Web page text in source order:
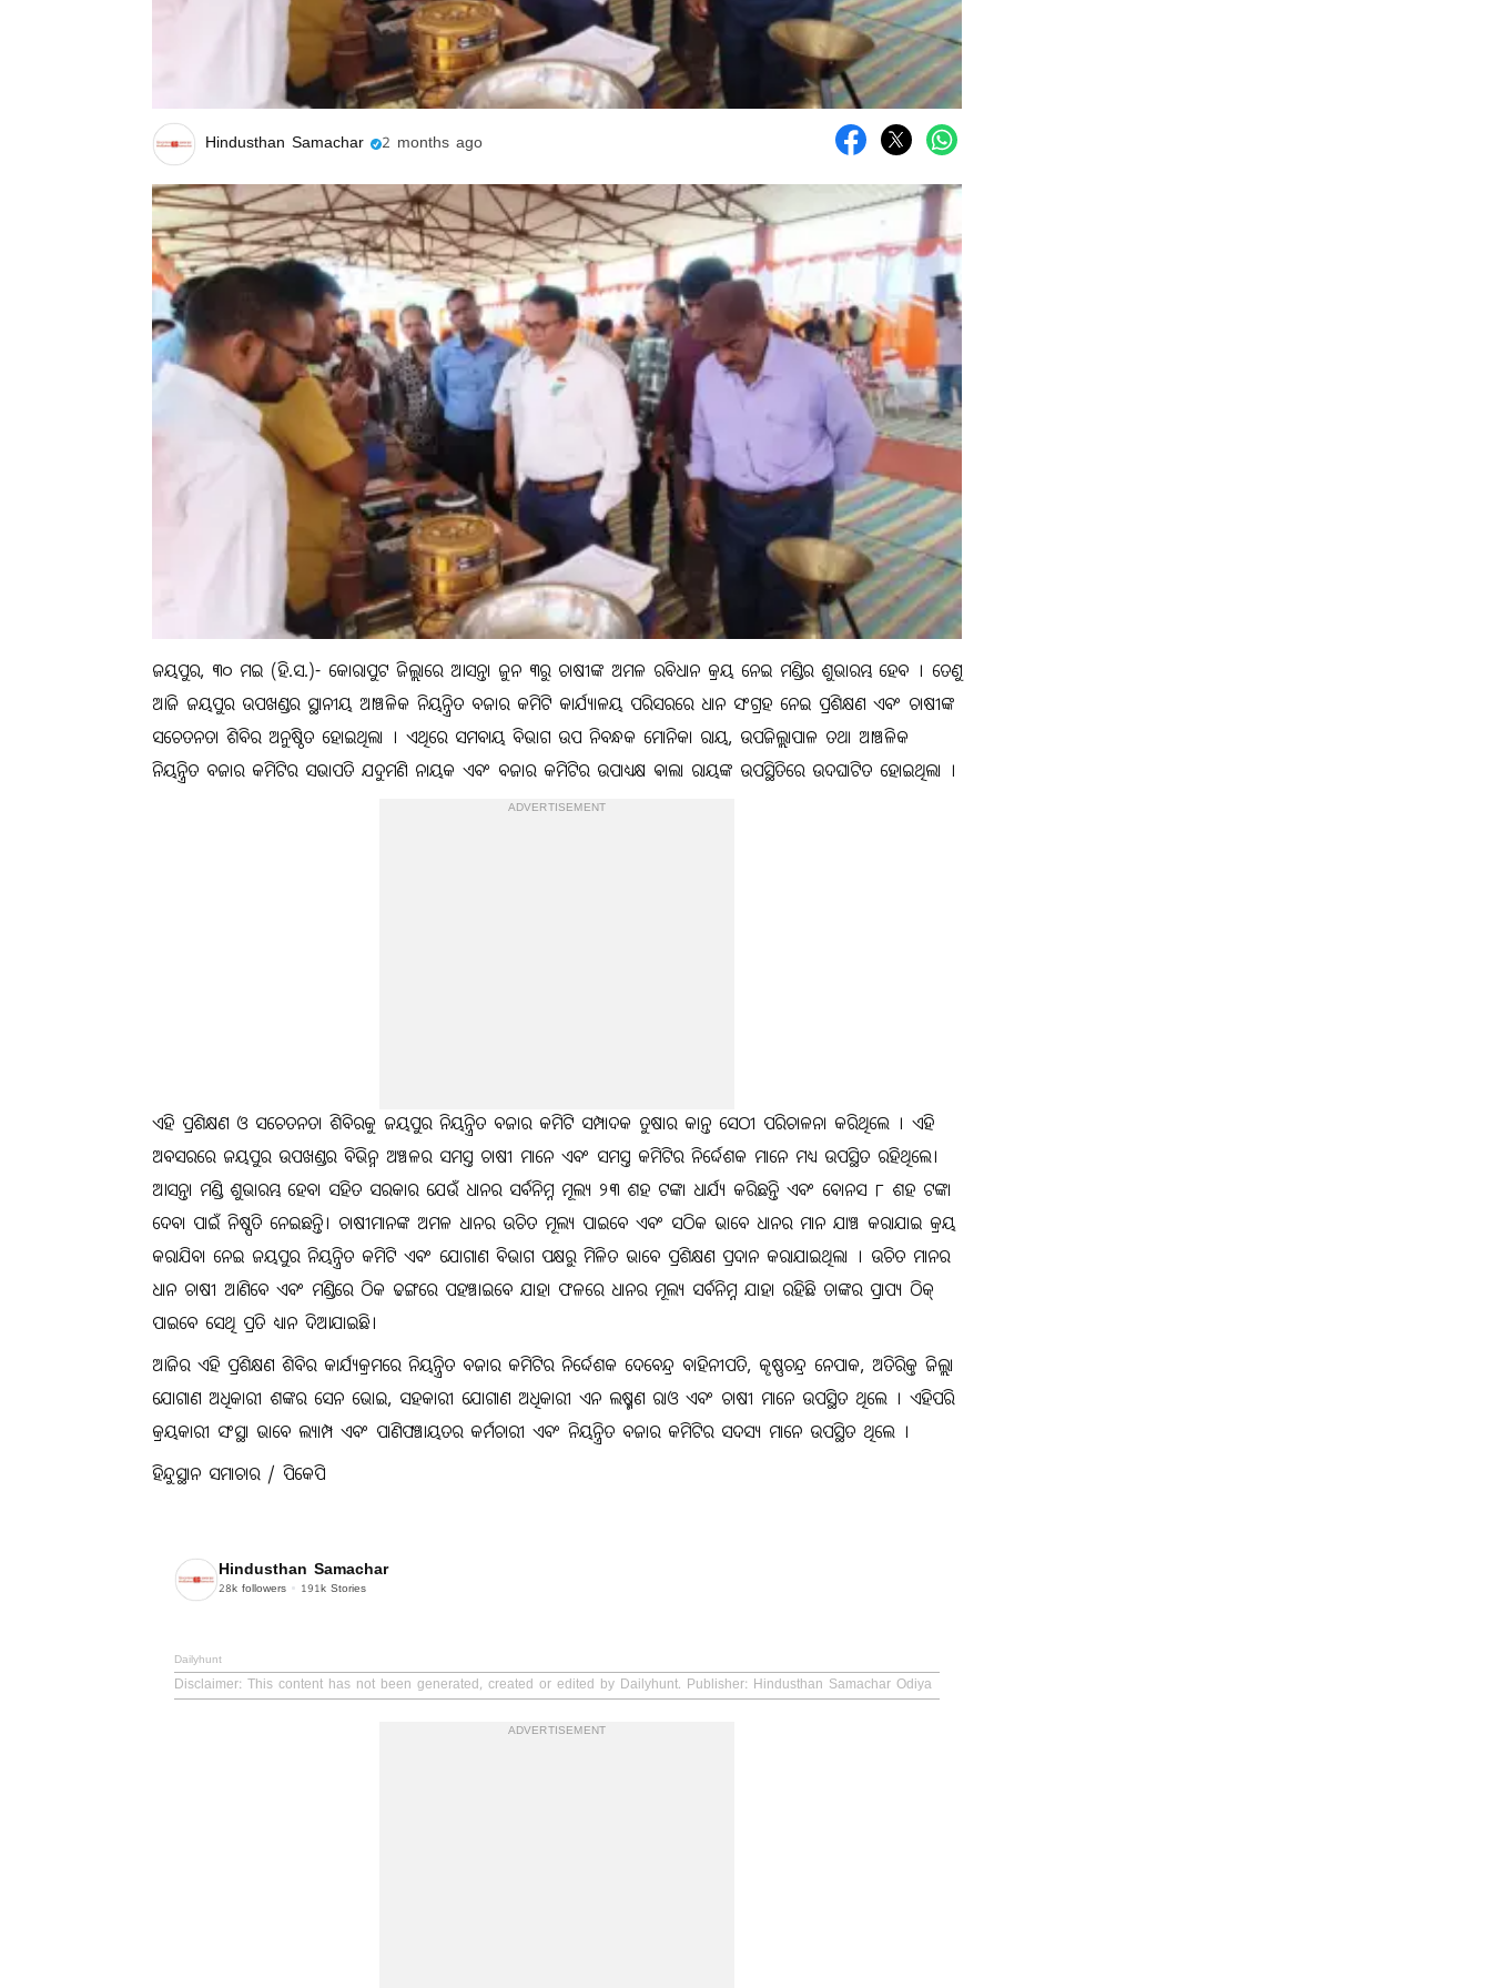
Hindusthan Samachar 2 months ago
ଜୟପୁର, ୩୦ ମଇ (ହି.ସ.)- କୋରାପୁଟ ଜିଲ୍ଲାରେ ଆସନ୍ତା ଜୁନ ୩ରୁ ଚାଷୀଙ୍କ ଅମଳ ରବିଧାନ କ୍ରୟ ନେଇ ମଣ୍ଡିର ଶୁଭାରମ୍ଭ ହେବ । ତେଣୁ
ଆଜି ଜୟପୁର ଉପଖଣ୍ଡର ସ୍ଥାନୀୟ ଆଞ୍ଚଳିକ ନିୟନ୍ତ୍ରିତ ବଜାର କମିଟି କାର୍ଯ୍ୟାଳୟ ପରିସରରେ ଧାନ ସଂଗ୍ରହ ନେଇ ପ୍ରଶିକ୍ଷଣ ଏବଂ ଚାଷୀଙ୍କ
ସଚେତନତା ଶିବିର ଅନୁଷ୍ଠିତ ହୋଇଥିଲା । ଏଥିରେ ସମବାୟ ବିଭାଗ ଉପ ନିବନ୍ଧକ ମୋନିକା ରାୟ, ଉପଜିଲ୍ଲାପାଳ ତଥା ଆଞ୍ଚଳିକ
ନିୟନ୍ତ୍ରିତ ବଜାର କମିଟିର ସଭାପତି ଯଦୁମଣି ନାୟକ ଏବଂ ବଜାର କମିଟିର ଉପାଧ୍ୟକ୍ଷ ଵାଲା ରାୟଙ୍କ ଉପସ୍ଥିତିରେ ଉଦଘାଟିତ ହୋଇଥିଲା ।
ADVERTISEMENT
ଏହି ପ୍ରଶିକ୍ଷଣ ଓ ସଚେତନତା ଶିବିରକୁ ଜୟପୁର ନିୟନ୍ତ୍ରିତ ବଜାର କମିଟି ସମ୍ପାଦକ ତୁଷାର କାନ୍ତ ସେଠୀ ପରିଚାଳନା କରିଥିଲେ । ଏହି
ଅବସରରେ ଜୟପୁର ଉପଖଣ୍ଡର ବିଭିନ୍ନ ଅଞ୍ଚଳର ସମସ୍ତ ଚାଷୀ ମାନେ ଏବଂ ସମସ୍ତ କମିଟିର ନିର୍ଦ୍ଦେଶକ ମାନେ ମଧ୍ୟ ଉପସ୍ଥିତ ରହିଥିଲେ।
ଆସନ୍ତା ମଣ୍ଡି ଶୁଭାରମ୍ଭ ହେବା ସହିତ ସରକାର ଯେଉଁ ଧାନର ସର୍ବନିମ୍ନ ମୂଲ୍ୟ ୨୩ ଶହ ଟଙ୍କା ଧାର୍ଯ୍ୟ କରିଛନ୍ତି ଏବଂ ବୋନସ ୮ ଶହ ଟଙ୍କା
ଦେବା ପାଇଁ ନିଷ୍ପତି ନେଇଛନ୍ତି। ଚାଷୀମାନଙ୍କ ଅମଳ ଧାନର ଉଚିତ ମୂଲ୍ୟ ପାଇବେ ଏବଂ ସଠିକ ଭାବେ ଧାନର ମାନ ଯାଞ୍ଚ କରାଯାଇ କ୍ରୟ
କରାଯିବା ନେଇ ଜୟପୁର ନିୟନ୍ତ୍ରିତ କମିଟି ଏବଂ ଯୋଗାଣ ବିଭାଗ ପକ୍ଷରୁ ମିଳିତ ଭାବେ ପ୍ରଶିକ୍ଷଣ ପ୍ରଦାନ କରାଯାଇଥିଲା । ଉଚିତ ମାନର
ଧାନ ଚାଷୀ ଆଣିବେ ଏବଂ ମଣ୍ଡିରେ ଠିକ ଢଙ୍ଗରେ ପହଞ୍ଚାଇବେ ଯାହା ଫଳରେ ଧାନର ମୂଲ୍ୟ ସର୍ବନିମ୍ନ ଯାହା ରହିଛି ତାଙ୍କର ପ୍ରାପ୍ୟ ଠିକ୍
ପାଇବେ ସେଥି ପ୍ରତି ଧ୍ୟାନ ଦିଆଯାଇଛି।
ଆଜିର ଏହି ପ୍ରଶିକ୍ଷଣ ଶିବିର କାର୍ଯ୍ୟକ୍ରମରେ ନିୟନ୍ତ୍ରିତ ବଜାର କମିଟିର ନିର୍ଦ୍ଦେଶକ ଦେବେନ୍ଦ୍ର ବାହିନୀପତି, କୃଷ୍ଣଚନ୍ଦ୍ର ନେପାକ, ଅତିରିକ୍ତ ଜିଲ୍ଲା
ଯୋଗାଣ ଅଧିକାରୀ ଶଙ୍କର ସେନ ଭୋଇ, ସହକାରୀ ଯୋଗାଣ ଅଧିକାରୀ ଏନ ଲଷ୍ମଣ ରାଓ ଏବଂ ଚାଷୀ ମାନେ ଉପସ୍ଥିତ ଥିଲେ । ଏହିପରି
କ୍ରୟକାରୀ ସଂସ୍ଥା ଭାବେ ଲ୍ୟାମ୍ପ ଏବଂ ପାଣିପଞ୍ଚାୟତର କର୍ମଚାରୀ ଏବଂ ନିୟନ୍ତ୍ରିତ ବଜାର କମିଟିର ସଦସ୍ୟ ମାନେ ଉପସ୍ଥିତ ଥିଲେ ।
ହିନ୍ଦୁସ୍ଥାନ ସମାଚାର / ପିକେପି
Hindusthan Samachar
28k followers 191k Stories
Dailyhunt
Disclaimer: This content has not been generated, created or edited by Dailyhunt. Publisher: Hindusthan Samachar Odiya
ADVERTISEMENT